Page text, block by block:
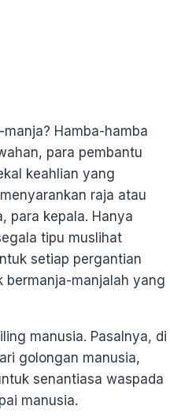
Hamba-hamba
para pembantu
keahlian yang
raja atau
para kepala. Hanya
tipu muslihat
setiap pergantian
manjalah yang
manusia. Pasalnya, di
golongan manusia,
senantiasa waspada
manusia.